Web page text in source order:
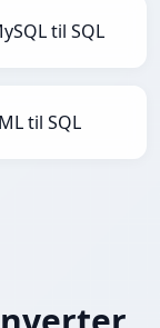
til SQL
til SQL